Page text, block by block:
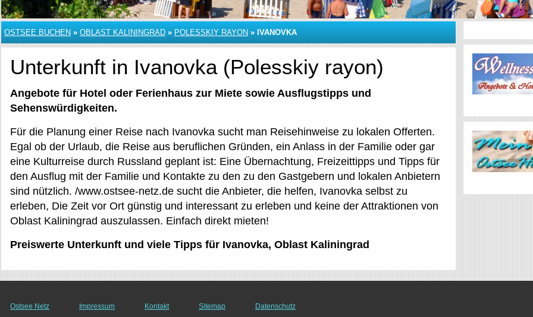
OSTSEE BUCHEN » OBLAST KALININGRAD » POLESSKIY RAYON » IVANOVKA
Unterkunft in Ivanovka (Polesskiy rayon)
Angebote für Hotel oder Ferienhaus zur Miete sowie Ausflugstipps und
Sehenswürdigkeiten.
Für die Planung einer Reise nach Ivanovka sucht man Reisehinweise zu lokalen Offerten.
Egal ob der Urlaub, die Reise aus beruflichen Gründen, ein Anlass in der Familie oder gar
eine Kulturreise durch Russland geplant ist: Eine Übernachtung, Freizeittipps und Tipps für
den Ausflug mit der Familie und Kontakte zu den zu den Gastgebern und lokalen Anbietern
sind nützlich. /www.ostsee-netz.de sucht die Anbieter, die helfen, Ivanovka selbst zu
erleben, Die Zeit vor Ort günstig und interessant zu erleben und keine der Attraktionen von
Oblast Kaliningrad auszulassen. Einfach direkt mieten!
Preiswerte Unterkunft und viele Tipps für Ivanovka, Oblast Kaliningrad
Ostsee Netz Impressum Kontakt Sitemap Datenschutz